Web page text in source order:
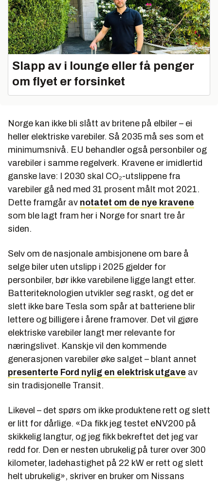
Slapp av i lounge eller få penger
om flyet er forsinket
Norge kan ikke bli slått av britene på elbiler – ei
heller elektriske varebiler. Så 2035 må ses som et
minimumsnivå. EU behandler også personbiler og
varebiler i samme regelverk. Kravene er imidlertid
ganske lave: I 2030 skal CO₂-utslippene fra
varebiler gå ned med 31 prosent målt mot 2021.
Dette framgår av notatet om de nye kravene
som ble lagt fram her i Norge for snart tre år
siden.
Selv om de nasjonale ambisjonene om bare å
selge biler uten utslipp i 2025 gjelder for
personbiler, bør ikke varebilene ligge langt etter.
Batteriteknologien utvikler seg raskt, og det er
slett ikke bare Tesla som spår at batteriene blir
lettere og billigere i årene framover. Det vil gjøre
elektriske varebiler langt mer relevante for
næringslivet. Kanskje vil den kommende
generasjonen varebiler øke salget – blant annet
presenterte Ford nylig en elektrisk utgave av
sin tradisjonelle Transit.
Likevel – det spørs om ikke produktene rett og slett
er litt for dårlige. «Da fikk jeg testet eNV200 på
skikkelig langtur, og jeg fikk bekreftet det jeg var
redd for. Den er nesten ubrukelig på turer over 300
kilometer, ladehastighet på 22 kW er rett og slett
helt ubrukelig», skriver en bruker om Nissans